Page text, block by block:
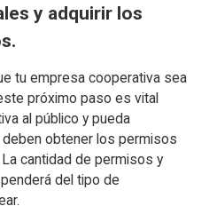
y adquirir los
tu empresa cooperativa sea
próximo paso es vital
al público y pueda
obtener los permisos
cantidad de permisos y
del tipo de